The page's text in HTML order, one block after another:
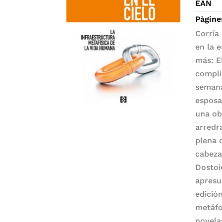
EAN
Corría
en la
más:
una
plena